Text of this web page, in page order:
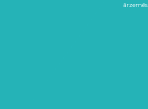
ārzemēs